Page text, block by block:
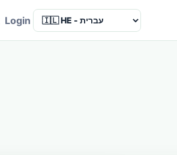
Login Language